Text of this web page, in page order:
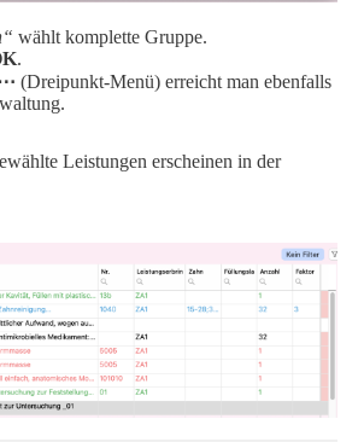
wählt komplette Gruppe.
.
(Dreipunkt-Menü) erreicht man ebenfalls
Leistungen erscheinen in der